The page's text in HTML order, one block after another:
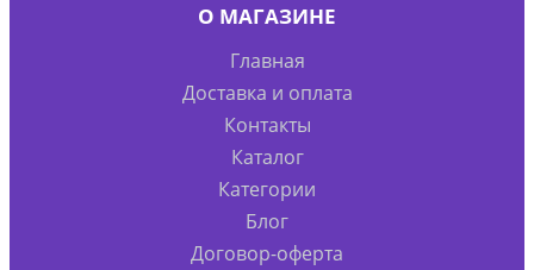
О МАГАЗИНЕ
Главная
Доставка и оплата
Контакты
Каталог
Категории
Блог
Договор-оферта